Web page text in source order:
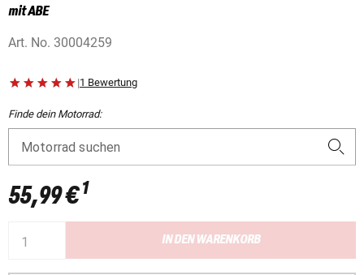
mit ABE
Art. No. 30004259
|1 Bewertung
Finde dein Motorrad:
Motorrad suchen
55,99 €1
IN DEN WARENKORB